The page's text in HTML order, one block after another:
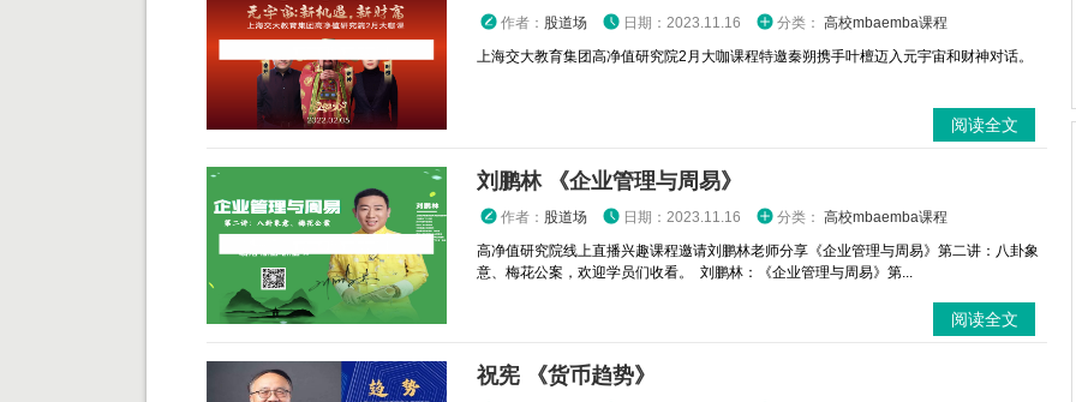
作者： 股道场 日期：2023.11.16 分类： 高校mbaemba课程
上海交大教育集团高净值研究院2月大咖课程特邀秦朔携手叶檀迈入元宇宙和财神对话。
阅读全文
刘鹏林 《企业管理与周易》
作者： 股道场 日期：2023.11.16 分类： 高校mbaemba课程
高净值研究院线上直播兴趣课程邀请刘鹏林老师分享《企业管理与周易》第二讲：八卦象
意、梅花公案，欢迎学员们收看。 刘鹏林：《企业管理与周易》第...
阅读全文
祝宪 《货币趋势》